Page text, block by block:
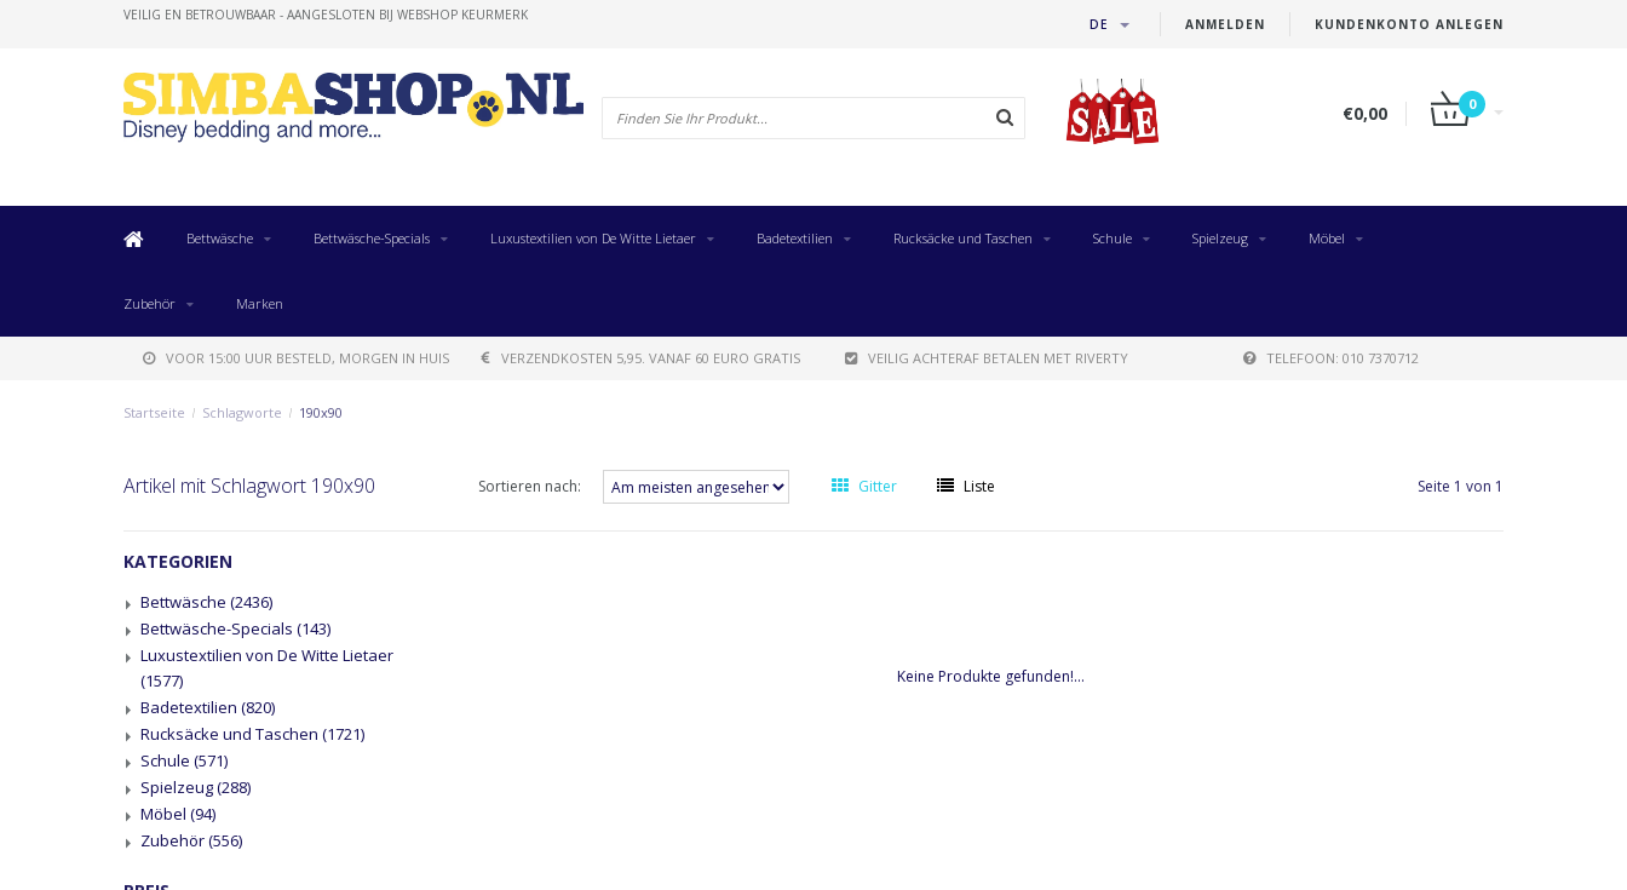
ANMELDEN KUNDENKONTO ANLEGEN
DE
VEILIG EN BETROUWBAAR - AANGESLOTEN BIJ WEBSHOP KEURMERK
€0,00 0
Bettwäsche Bettwäsche-Specials Luxustextilien von De Witte Lietaer Badetextilien Rucksäcke und Taschen Schule Spielzeug Möbel
Zubehör Marken
VOOR 15:00 UUR BESTELD, MORGEN IN HUIS VERZENDKOSTEN 5,95. VANAF 60 EURO GRATIS VEILIG ACHTERAF BETALEN MET RIVERTY TELEFOON: 010 7370712
Startseite / Schlagworte / 190x90
Artikel mit Schlagwort 190x90 Sortieren nach: Gitter Liste Seite 1 von 1
KATEGORIEN
Bettwäsche (2436)
Bettwäsche-Specials (143)
Luxustextilien von De Witte Lietaer
(1577)
Badetextilien (820)
Rucksäcke und Taschen (1721)
Schule (571)
Spielzeug(288)
Möbel (94)
Zubehör(556)
Keine Produkte gefunden!...